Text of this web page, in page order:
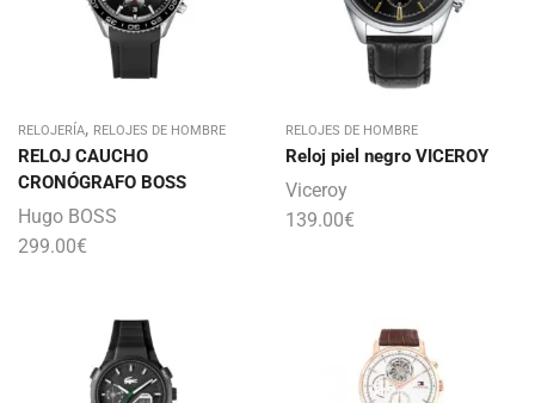
RELOJERÍA, RELOJES DE HOMBRE
RELOJ CAUCHO
CRONÓGRAFO BOSS
Hugo BOSS
299.00€
RELOJES DE HOMBRE
Reloj piel negro VICEROY
Viceroy
139.00€